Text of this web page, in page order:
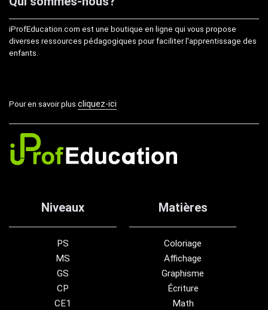
iProfEducation.com est une boutique en ligne qui vous propose
diverses ressources pédagogiques pour faciliter l'apprentissage des
enfants.
Pour en savoir plus cliquez-ici
Niveaux
PS
MS
GS
CP
CE1
Matières
Coloriage
Affichage
Graphisme
Écriture
Math